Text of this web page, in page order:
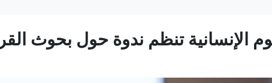
الإنسانية تنظم ندوة حول بحوث